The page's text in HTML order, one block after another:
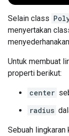
Selain class
menyertakan
Untuk membuat
properti berikut:
center
radius
Sebuah